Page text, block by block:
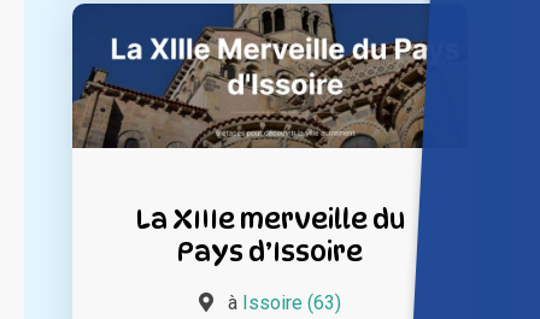
La XIIIe merveille du
Pays d’Issoire
à Issoire (63)